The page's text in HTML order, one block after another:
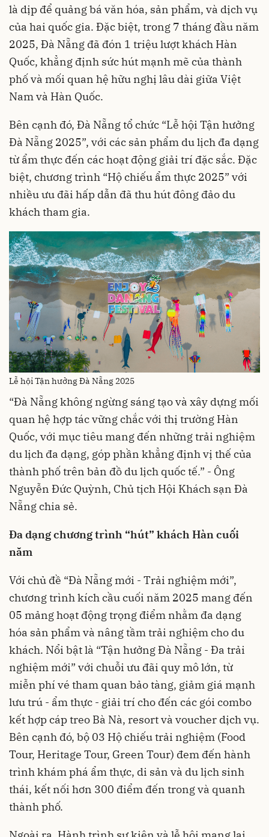
là dịp để quảng bá văn hóa, sản phẩm, và dịch vụ
của hai quốc gia. Đặc biệt, trong 7 tháng đầu năm
2025, Đà Nẵng đã đón 1 triệu lượt khách Hàn
Quốc, khẳng định sức hút mạnh mẽ của thành
phố và mối quan hệ hữu nghị lâu dài giữa Việt
Nam và Hàn Quốc.
Bên cạnh đó, Đà Nẵng tổ chức “Lễ hội Tận hưởng
Đà Nẵng 2025”, với các sản phẩm du lịch đa dạng
từ ẩm thực đến các hoạt động giải trí đặc sắc. Đặc
biệt, chương trình “Hộ chiếu ẩm thực 2025” với
nhiều ưu đãi hấp dẫn đã thu hút đông đảo du
khách tham gia.
Lễ hội Tận hưởng Đà Nẵng 2025
“Đà Nẵng không ngừng sáng tạo và xây dựng mối
quan hệ hợp tác vững chắc với thị trường Hàn
Quốc, với mục tiêu mang đến những trải nghiệm
du lịch đa dạng, góp phần khẳng định vị thế của
thành phố trên bản đồ du lịch quốc tế.” - Ông
Nguyễn Đức Quỳnh, Chủ tịch Hội Khách sạn Đà
Nẵng chia sẻ.
Đa dạng chương trình “hút” khách Hàn cuối
năm
Với chủ đề “Đà Nẵng mới - Trải nghiệm mới”,
chương trình kích cầu cuối năm 2025 mang đến
05 mảng hoạt động trọng điểm nhằm đa dạng
hóa sản phẩm và nâng tầm trải nghiệm cho du
khách. Nổi bật là “Tận hưởng Đà Nẵng - Đa trải
nghiệm mới” với chuỗi ưu đãi quy mô lớn, từ
miễn phí vé tham quan bảo tàng, giảm giá mạnh
lưu trú - ẩm thực - giải trí cho đến các gói combo
kết hợp cáp treo Bà Nà, resort và voucher dịch vụ.
Bên cạnh đó, bộ 03 Hộ chiếu trải nghiệm (Food
Tour, Heritage Tour, Green Tour) đem đến hành
trình khám phá ẩm thực, di sản và du lịch sinh
thái, kết nối hơn 300 điểm đến trong và quanh
thành phố.